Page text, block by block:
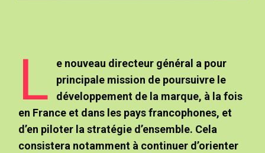
L
e nouveau directeur général a pour
principale mission de poursuivre le
développement de la marque, à la fois
en France et dans les pays francophones, et
d’en piloter la stratégie d’ensemble. Cela
consistera notamment à continuer d’orienter